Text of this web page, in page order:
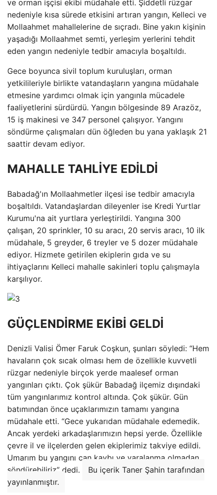
ve orman işçisi ekibi müdahale etti. Şiddetli rüzgar
nedeniyle kısa sürede etkisini artıran yangın, Kelleci ve
Mollaahmet mahallelerine de sıçradı. Bine yakın kişinin
yaşadığı Mollaahmet semti, yerleşim yerlerini tehdit
eden yangın nedeniyle tedbir amacıyla boşaltıldı.
Gece boyunca sivil toplum kuruluşları, orman
yetkilileriyle birlikte vatandaşların yangına müdahale
etmesine yardımcı olmak için yangınla mücadele
faaliyetlerini sürdürdü. Yangın bölgesinde 89 Arazöz,
15 iş makinesi ve 347 personel çalışıyor. Yangını
söndürme çalışmaları dün öğleden bu yana yaklaşık 21
saattir devam ediyor.
MAHALLE TAHLİYE EDİLDİ
Babadağ'ın Mollaahmetler ilçesi ise tedbir amacıyla
boşaltıldı. Vatandaşlardan dileyenler ise Kredi Yurtlar
Kurumu'na ait yurtlara yerleştirildi. Yangına 300
çalışan, 20 sprinkler, 10 su aracı, 20 servis aracı, 10 ilk
müdahale, 5 greyder, 6 treyler ve 5 dozer müdahale
ediyor. Hizmete getirilen ekiplerin gıda ve su
ihtiyaçlarını Kelleci mahalle sakinleri toplu çalışmayla
karşılıyor.
GÜÇLENDİRME EKİBİ GELDİ
Denizli Valisi Ömer Faruk Coşkun, şunları söyledi: “Hem
havaların çok sıcak olması hem de özellikle kuvvetli
rüzgar nedeniyle birçok yerde maalesef orman
yangınları çıktı. Çok şükür Babadağ ilçemiz dışındaki
tüm yangınlarımız kontrol altında. Çok şükür. Gün
batımından önce uçaklarımızın tamamı yangına
müdahale etti. “Gece yukarıdan müdahale edemedik.
Ancak yerdeki arkadaşlarımızın hepsi yerde. Özellikle
çevre il ve ilçelerden gelen ekiplerimiz takviye edildi.
Umarım bu yangını can kaybı ve yaralanma olmadan
söndürebiliriz” dedi.
Bu içerik Taner Şahin tarafından
yayınlanmıştır.